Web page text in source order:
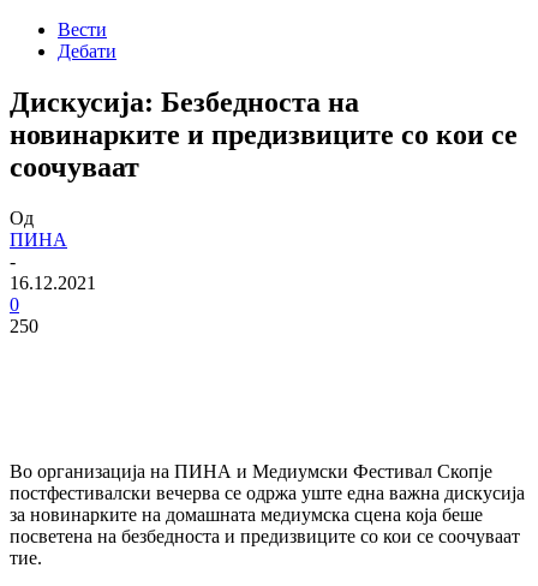
Вести
Дебати
Дискусија: Безбедноста на
новинарките и предизвиците со кои се
соочуваат
Од
ПИНА
-
16.12.2021
0
250
Во организација на ПИНА и Медиумски Фестивал Скопје
постфестивалски вечерва се одржа уште една важна дискусија
за новинарките на домашната медиумска сцена која беше
посветена на безбедноста и предизвиците со кои се соочуваат
тие.